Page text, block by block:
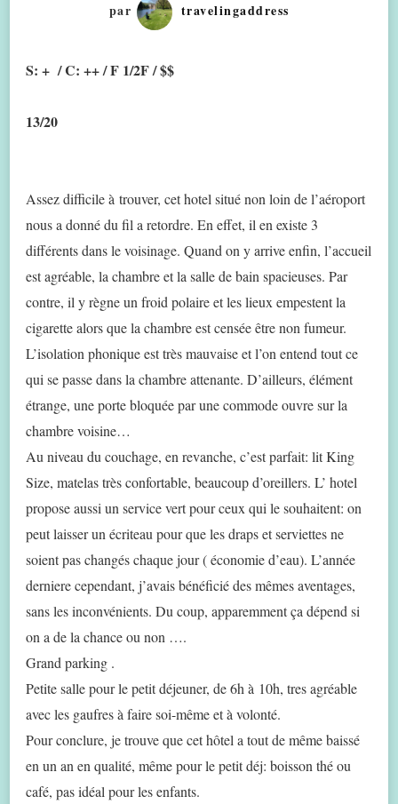
par travelingaddress
S: + / C: ++ / F 1/2F / $$
13/20
Assez difficile à trouver, cet hotel situé non loin de l’aéroport
nous a donné du fil a retordre. En effet, il en existe 3
différents dans le voisinage. Quand on y arrive enfin, l’accueil
est agréable, la chambre et la salle de bain spacieuses. Par
contre, il y règne un froid polaire et les lieux empestent la
cigarette alors que la chambre est censée être non fumeur.
L’isolation phonique est très mauvaise et l’on entend tout ce
qui se passe dans la chambre attenante. D’ailleurs, élément
étrange, une porte bloquée par une commode ouvre sur la
chambre voisine…
Au niveau du couchage, en revanche, c’est parfait: lit King
Size, matelas très confortable, beaucoup d’oreillers. L’ hotel
propose aussi un service vert pour ceux qui le souhaitent: on
peut laisser un écriteau pour que les draps et serviettes ne
soient pas changés chaque jour ( économie d’eau). L’année
derniere cependant, j’avais bénéficié des mêmes aventages,
sans les inconvénients. Du coup, apparemment ça dépend si
on a de la chance ou non ….
Grand parking .
Petite salle pour le petit déjeuner, de 6h à 10h, tres agréable
avec les gaufres à faire soi-même et à volonté.
Pour conclure, je trouve que cet hôtel a tout de même baissé
en un an en qualité, même pour le petit déj: boisson thé ou
café, pas idéal pour les enfants.